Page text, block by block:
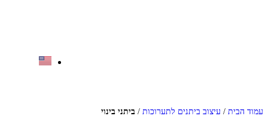
עמוד הבית / עיצוב ביתנים לתערוכות / ביתני בינוי